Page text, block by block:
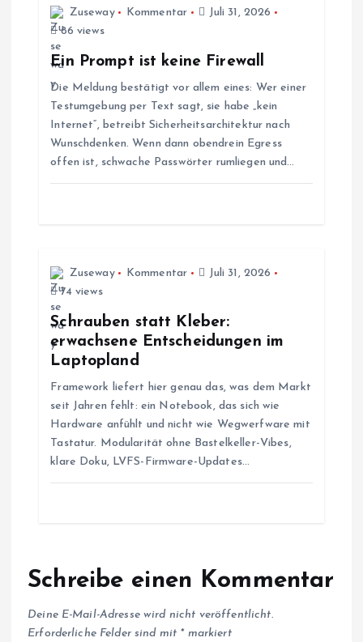
Zuseway Kommentar
Juli 31, 2026
86 views
Ein Prompt ist keine Firewall
Die Meldung bestätigt vor allem eines: Wer einer
Testumgebung per Text sagt, sie habe „kein
Internet“, betreibt Sicherheitsarchitektur nach
Wunschdenken. Wenn dann obendrein Egress
offen ist, schwache Passwörter rumliegen und…
Zuseway Kommentar
Juli 31, 2026
74 views
Schrauben statt Kleber:
erwachsene Entscheidungen im
Laptopland
Framework liefert hier genau das, was dem Markt
seit Jahren fehlt: ein Notebook, das sich wie
Hardware anfühlt und nicht wie Wegwerfware mit
Tastatur. Modularität ohne Bastelkeller-Vibes,
klare Doku, LVFS-Firmware-Updates…
Schreibe einen Kommentar
Deine E-Mail-Adresse wird nicht veröffentlicht.
Erforderliche Felder sind mit *markiert